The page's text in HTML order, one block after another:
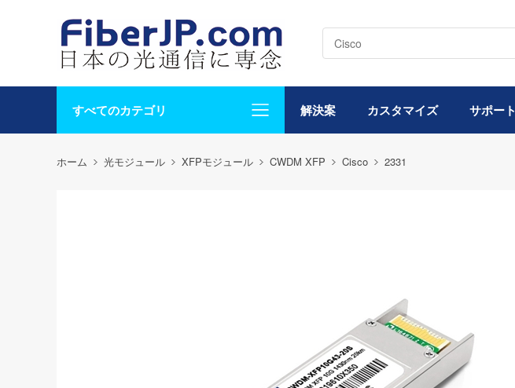
すべてのカテゴリ 解決案 カスタマイズ サポート
ホーム 光モジュール XFPモジュール CWDM XFP Cisco 2331